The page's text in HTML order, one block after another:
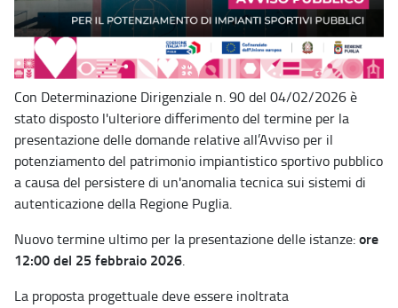
Con Determinazione Dirigenziale n. 90 del 04/02/2026 è
stato disposto l'ulteriore differimento del termine per la
presentazione delle domande relative all’Avviso per il
potenziamento del patrimonio impiantistico sportivo pubblico
a causa del persistere di un'anomalia tecnica sui sistemi di
autenticazione della Regione Puglia.
Nuovo termine ultimo per la presentazione delle istanze:ore
12:00 del 25 febbraio 2026.
La proposta progettuale deve essere inoltrata